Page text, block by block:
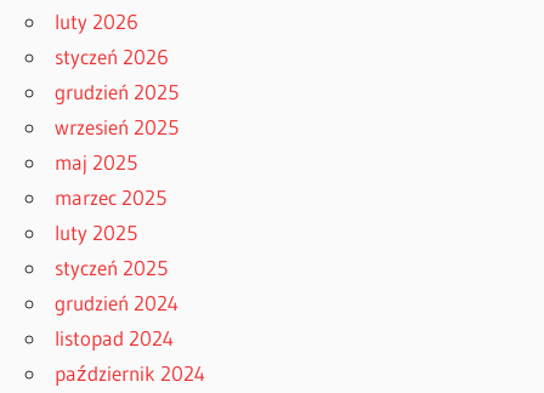
luty 2026
styczeń 2026
grudzień 2025
wrzesień 2025
maj 2025
marzec 2025
luty 2025
styczeń 2025
grudzień 2024
listopad 2024
październik 2024